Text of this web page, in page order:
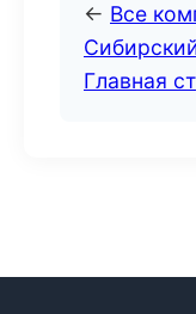
← Все
Главная